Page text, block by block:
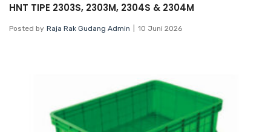
HNT TIPE 2303S, 2303M, 2304S & 2304M
Posted by Raja Rak Gudang Admin 10 Juni 2026